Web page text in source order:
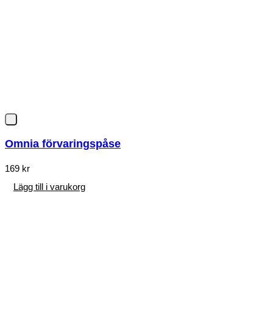
Omnia förvaringspåse
169 kr
Lägg till i varukorg